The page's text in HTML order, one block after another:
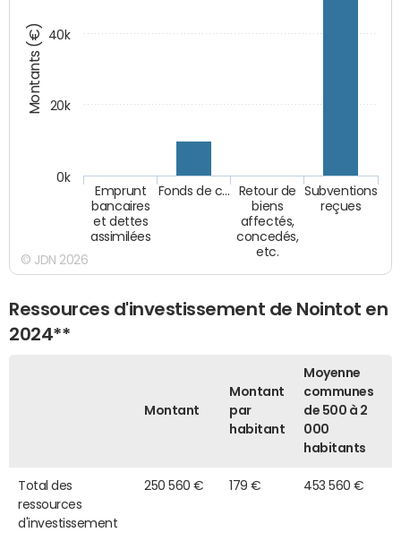
Montants (€)
Emprunt
bancaires
et dettes
assimilées
Fonds de c…
Retour de
biens
affectés,
concedés,
etc.
Subventions
reçues
0k
20k
40k
© JDN 2026
Ressources d'investissement de Nointot en
2024**
Montant
Montant
par
habitant
Moyenne
communes
de 500 à 2
000
habitants
Total des
ressources
d'investissement
250 560 € 179 € 453 560 €